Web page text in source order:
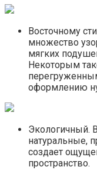
Восточному
множество
мягких
Некоторым
оформлению
Экологичный.
натуральные,
создает
пространство.